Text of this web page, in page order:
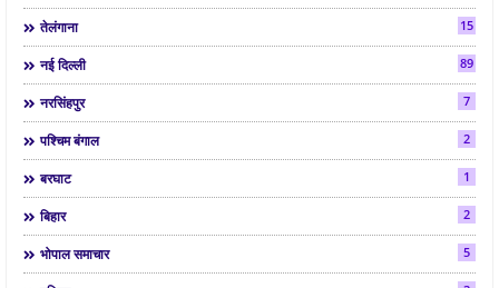
तेलंगाना 15
नई दिल्ली 89
नरसिंहपुर 7
पश्चिम बंगाल 2
बरघाट 1
बिहार 2
भोपाल समाचार 5